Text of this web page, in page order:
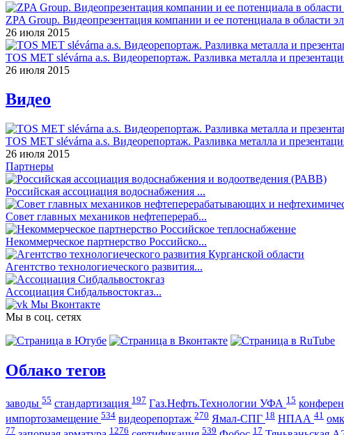
ZPA Group. Видеопрезентация компании и ее потенциала в области
26 июля 2015
TOS MET slévárna a.s. Видеорепортаж. Разливка металла и
26 июля 2015
Видео
TOS MET slévárna a.s. Видеорепортаж. Разливка металла и
26 июля 2015
Партнеры
Российская ассоциация водоснабжения ...
Совет главных механиков нефтеперераб...
Некоммерческое партнерство Российско...
Агентство технологиеческого развития...
Ассоциация Сибдальвостокгаз...
Мы Вконтакте
Мы в соц. сетях
Облако тегов
заводы 55 стандартизация 197 Газ.Нефть.Технологии УФА 15
импортозамещение 534 видеорепортаж 270 Ямал-СПГ 18 НПАА 41 омк
77 1276 539 17